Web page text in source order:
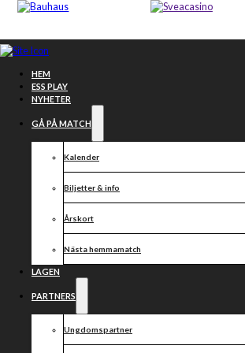
Hoppa till huvudinnehåll Hoppa till sidfot
HEM
ESS PLAY
NYHETER
GÅ PÅ MATCH
Kalender
Biljetter & info
Årskort
Nästa hemmamatch
LAGEN
PARTNERS
Ungdomspartner
Gratis inträde
– och